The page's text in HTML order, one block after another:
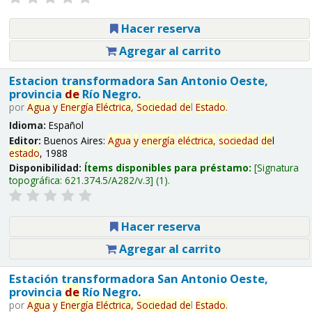
Hacer reserva
Agregar al carrito
Estacion transformadora San Antonio Oeste,
provincia deRío Negro.
por Agua y Energía Eléctrica, Sociedad del Estado.
Idioma: Español
Editor: Buenos Aires: Agua y energía eléctrica, sociedad del
estado, 1988
Disponibilidad: Ítems disponibles para préstamo: Signatura
topográfica: 621.374.5/A282/v.3 (1).
Hacer reserva
Agregar al carrito
Estación transformadora San Antonio Oeste,
provincia deRío Negro.
por Agua y Energía Eléctrica, Sociedad del Estado.